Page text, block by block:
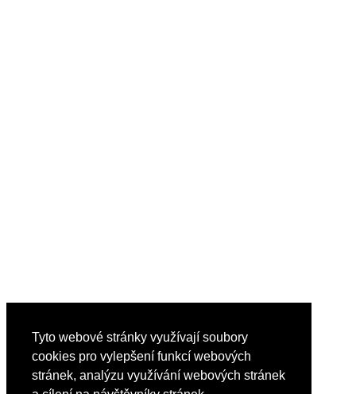
Tyto webové stránky využívají soubory
cookies pro vylepšení funkcí webových
stránek, analýzu využívání webových stránek